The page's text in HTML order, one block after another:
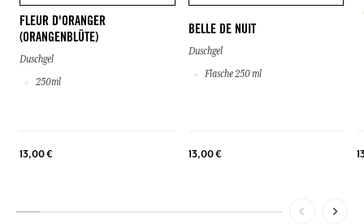
FLEUR D'ORANGER
(ORANGENBLÜTE)
Duschgel
250ml
13,00 €
BELLE DE NUIT
Duschgel
Flasche 250 ml
13,00 €